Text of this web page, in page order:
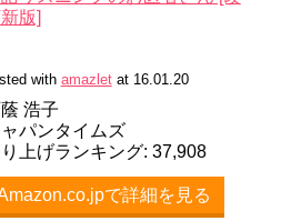
版]
with amazletat 16.01.20
浩子
パンタイムズ
上げランキング: 37,908
で詳細を見る